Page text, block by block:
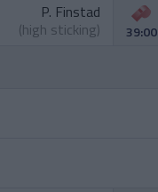
P. Finstad
(high sticking)
39:00